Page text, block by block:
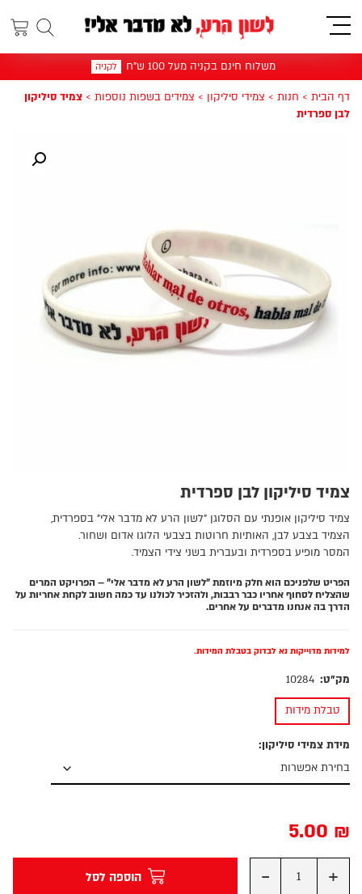
תפריט
משלוח חינם בקניה מעל 100 ש"ח לקניה
דף הבית > חנות > צמידי סיליקון > צמידים בשפות נוספות > צמיד סיליקון
לבן ספרדית
צמיד סיליקון לבן ספרדית
צמיד סיליקון אופנתי עם הסלוגן "לשון הרע לא מדבר אלי" בספרדית,
הצמיד בצבע לבן, האותיות חרוטות בצבעי הלוגו אדום ושחור.
המסר מופיע בספרדית ובעברית בשני צידי הצמיד.
הפריט שלפניכם הוא חלק מיוזמת "לשון הרע לא מדבר אלי" – הפרויקט המרים
שהצליח לסחוף אחריו כבר רבבות, ולהזכיר לכולנו עד כמה חשוב לקחת אחריות על
הדרך בה אנחנו מדברים על אחרים.
למידות מדוייקות נא לבדוק בטבלת המידות.
מק"ט: 10284
טבלת מידות
מידת צמידי סיליקון:
5.00 ₪
+
- הוספה לסל